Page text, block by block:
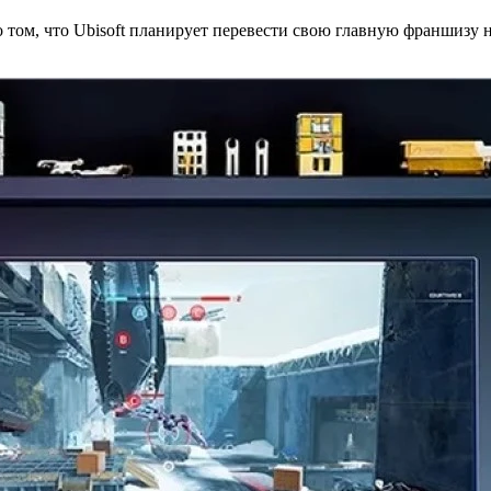
что Ubisoft планирует перевести свою главную франшизу